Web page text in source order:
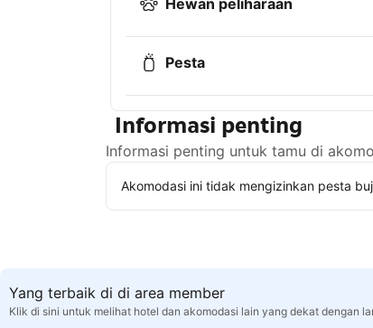
Hewan peliharaan
Pesta
Informasi penting
Informasi penting untuk tamu di
Akomodasi ini tidak mengizinkan pesta
Yang terbaik di di area member
Klik di sini untuk melihat hotel dan akomodasi lain yang dekat dengan